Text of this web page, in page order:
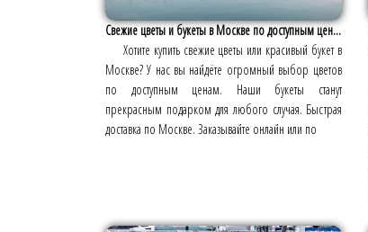
Свежие цветы и букеты в Москве по доступным цен...
Хотите купить свежие цветы или красивый букет в
Москве? У нас вы найдёте огромный выбор цветов
по доступным ценам. Наши букеты станут
прекрасным подарком для любого случая. Быстрая
доставка по Москве. Заказывайте онлайн или по